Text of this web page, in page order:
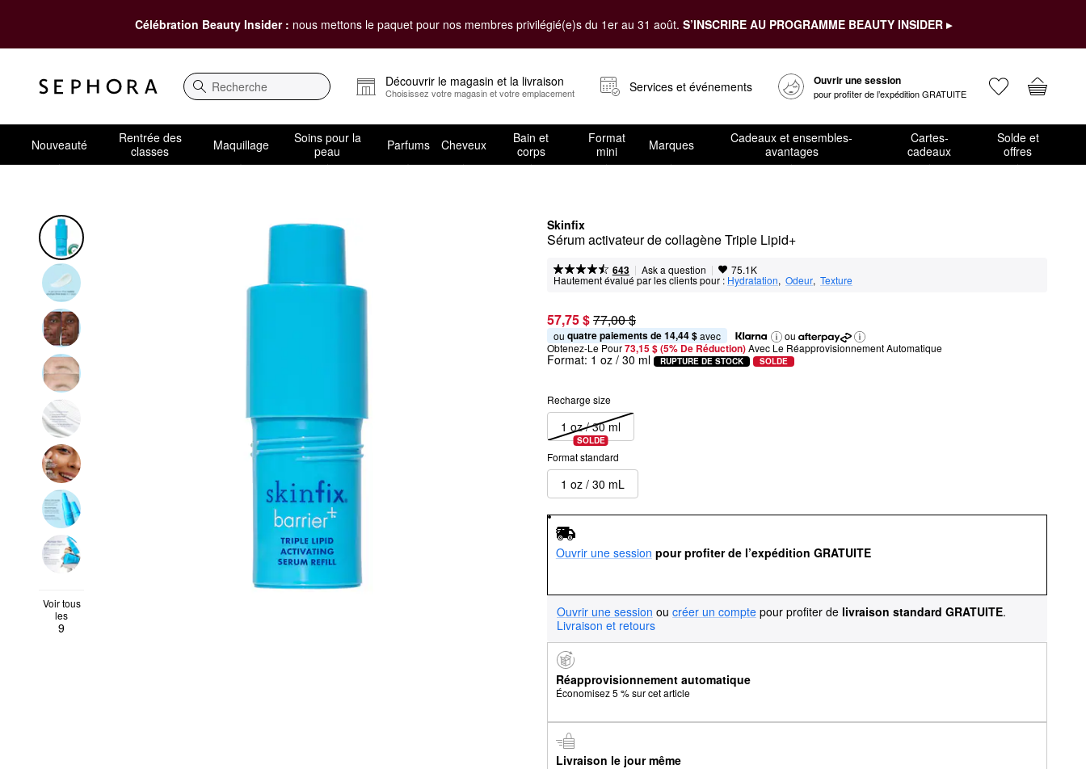
Célébration Beauty Insider : nous mettons le paquet pour nos membres privilégié(e)s du 1er au 31 août. S’INSCRIRE AU PROGRAMME BEAUTY INSIDER ▸
Recherche
Découvrir le magasin et la livraison
Choisissez votre magasin et votre emplacement Services et événements Ouvrir une session
pour profiter de l’expédition GRATUITE
Nouveauté
Rentrée des
classes
Maquillage
Soins pour la
peau
Parfums Cheveux
Bain et
corps
Format
mini
Marques
Cadeaux et ensembles-
avantages
Cartes-
cadeaux
Solde et
offres
Skinfix
Sérum activateur de collagène Triple Lipid+
643 | Ask a question | 75.1K
Hautement évalué par les clients pour : Hydratation, Odeur, Texture
Voir tous
les
9
57,75 $77,00 $
ou quatre paiements de 14,44 $ avec
ou
Obtenez-Le Pour73,15 $ (5% De Réduction) Avec Le Réapprovisionnement Automatique
Format: 1 oz / 30 ml RUPTURE DE STOCK SOLDE
Recharge size
1 oz / 30 ml
SOLDE
Format standard
1 oz / 30 mL
Ouvrir une session pour profiter de l’expédition GRATUITE
Ouvrir une session ou créer un compte pour profiter de livraison standard GRATUITE.
Livraison et retours
Réapprovisionnement automatique
Économisez 5 % sur cet article
Livraison le jour même